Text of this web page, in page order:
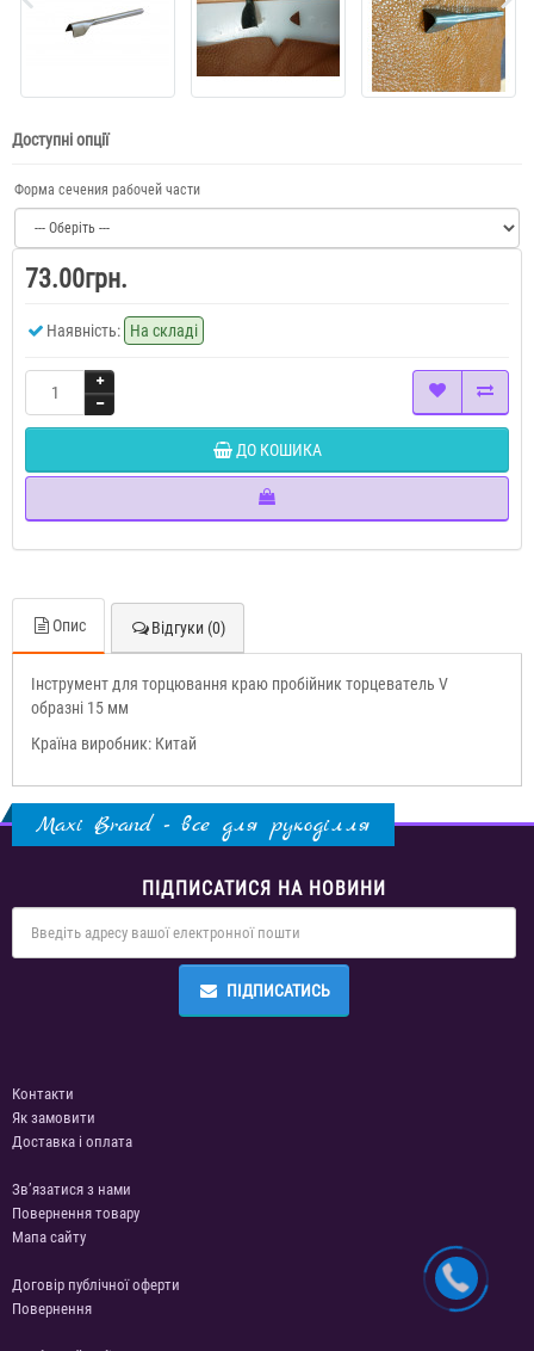
Доступні опції
Форма сечения рабочей части
73.00грн.
Наявність: На складі
ДО КОШИКА
Опис Відгуки (0)
Інструмент для торцювання краю пробійник торцеватель V
образні 15 мм
Країна виробник: Китай
Maxi Brand - все для рукоділля
ПІДПИСАТИСЯ НА НОВИНИ
ПІДПИСАТИСЬ
Контакти
Як замовити
Доставка і оплата
Зв’язатися з нами
Повернення товару
Мапа сайту
Договір публічної оферти
Повернення